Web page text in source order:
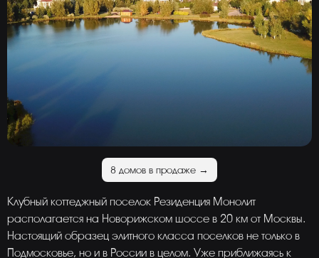
8 домов в продаже →
Клубный коттеджный поселок Резиденция Монолит
располагается на Новорижском шоссе в 20 км от Москвы.
Настоящий образец элитного класса поселков не только в
Подмосковье, но и в России в целом. Уже приближаясь к